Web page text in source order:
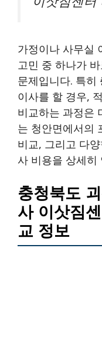
가정이나 사무실
고민 중 하나가
문제입니다. 특히
이사를 할 경우,
비교하는 과정은
는 청안면에서의
비교, 그리고 다
사 비용을 상세히
충청북도
사 이삿짐
교 정보